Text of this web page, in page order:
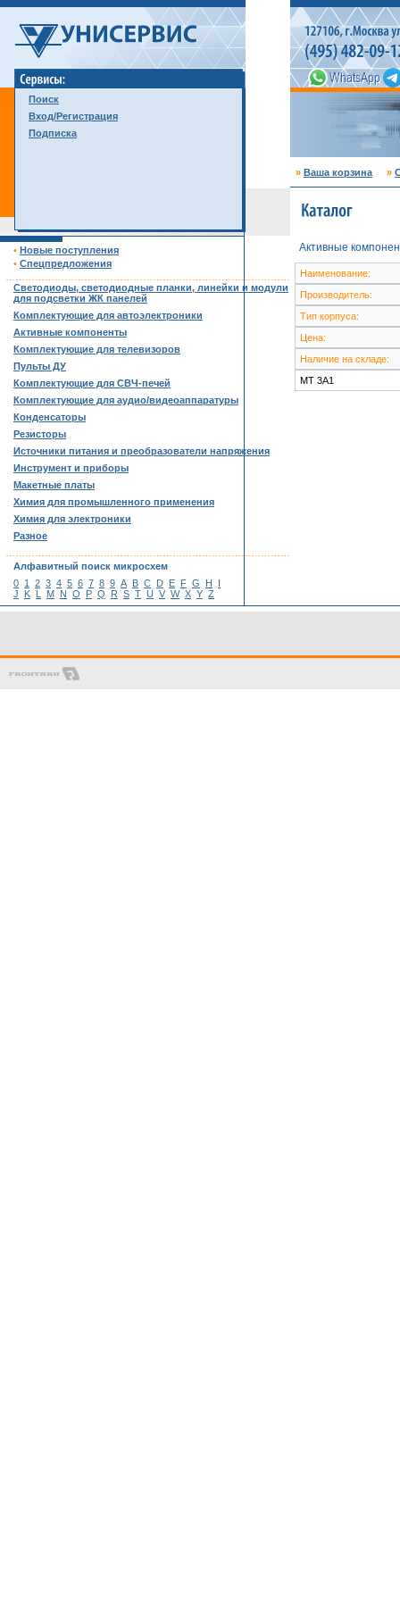
Поиск
Вход/Регистрация
Подписка
» Ваша корзина »
• Новые поступления
• Спецпредложения
Светодиоды, светодиодные планки, линейки и модули
для подсветки ЖК панелей
Комплектующие для автоэлектроники
Активные компоненты
Комплектующие для телевизоров
Пульты ДУ
Комплектующие для СВЧ-печей
Комплектующие для аудио/видеоаппаратуры
Конденсаторы
Резисторы
Источники питания и преобразователи напряжения
Инструмент и приборы
Макетные платы
Химия для промышленного применения
Химия для электроники
Разное
Алфавитный поиск микросхем
0 1 2 3 4 5 6 7 8 9 A B C D E F G H
I
J
K L M N O P Q R S T U V W X Y Z
Активные
Наименование:
Производитель:
Тип корпуса:
Цена:
Наличие на складе:
MT 3A1